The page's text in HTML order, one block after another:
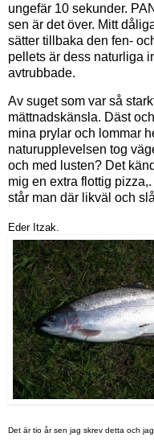
ungefär 10 sekunder.
sen är det över. Mitt
sätter tillbaka den fen-
pellets är dess naturliga
avtrubbade.
Av suget som var så
mättnadskänsla. Däst
mina prylar och lommar
naturupplevelsen tog
och med lusten? Det
mig en extra flottig
står man där likväl och
Eder Itzak.
Det är tio år sen jag skrev detta och